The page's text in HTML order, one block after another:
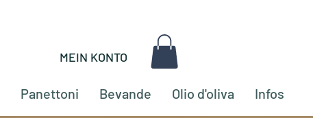
MEIN KONTO
Panettoni Bevande Olio d'oliva Infos